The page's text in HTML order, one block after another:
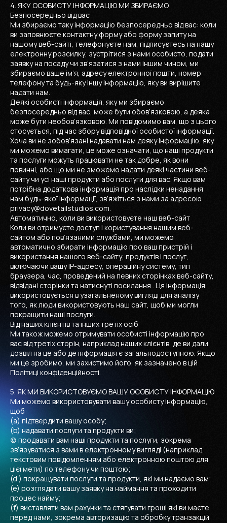
4. ЯКУ ОСОБИСТУ ІНФОРМАЦІЮ МИ ЗБИРАЄМО
Безпосередньо від вас
Ми збираємо таку інформацію безпосередньо від вас: коли
ви заповнюєте контактну форму або форму запиту на
нашому веб-сайті, телефонуєте нам, підписуєтесь на нашу
електронну розсилку, зустрітися з нами особисто, подати
заявку на посаду чи зв’язатися з нами іншим чином, ми
збираємо ваше ім’я, адресу електронної пошти, номер
телефону та будь-яку іншу інформацію, яку ви вирішите
надати нам.
Деякі особисті інформація, яку ми збираємо
безпосередньо від вас, може бути обов’язковою, а деяка
може бути необов’язковою. Ми повідомимо вам, що з цього
стосується, під час збору відповідної особистої інформації.
Хоча ви не зобов’язані надавати нам деяку інформацію, яку
ми можемо вимагати, це може означати, що наші продукти
та послуги можуть працювати не так добре, як вони
повинні, або що ми не зможемо надати деякі частини веб-
сайту чи усі наші продукти або послуги для вас. Якщо вам
потрібна додаткова інформація про наслідки ненадання
нам будь-якої інформації, зв’яжіться з нами за адресою
privacy@dovetailstudios.com.
Автоматично, коли ви використовуєте наш веб-сайт
Коли ви отримуєте доступ і користування нашим веб-
сайтом або пов’язаними службами, ми можемо
автоматично збирати інформацію про ваш пристрій і
використання нашого веб-сайту, продуктів і послуг,
включаючи вашу IP-адресу, операційну систему, тип
браузера, час, проведений на певних сторінках веб-сайту,
відвідані сторінки та натиснуті посилання . Ця інформація
використовується в узагальненому вигляді для аналізу
того, як люди використовують наш сайт, щоб ми могли
покращити наші послуги.
Від наших клієнтів та інших третіх осіб
Ми також можемо отримувати особисті інформацію про
вас від третіх сторін, наприклад наших клієнтів, де ви дали
дозвіл на це або де інформація є загальнодоступною. Якщо
ми це зробимо, ми захистимо його, як зазначено в цій
Політиці конфіденційності.
5. ЯК МИ ВИКОРИСТОВУЄМО ВАШУ ОСОБИСТУ ІНФОРМАЦІЮ
Ми можемо використовувати вашу особисту інформацію,
щоб:
(a) підтвердити вашу особу;
(b) надавати послуги та продукти ви;
(c) продавати вам наші продукти та послуги, зокрема
зв’язуватися з вами в електронному вигляді (наприклад,
текстовим повідомленням або електронною поштою для
цієї мети) по телефону чи поштою;
(d ) покращувати послуги та продукти, які ми надаємо вам;
(e) розглядати вашу заявку на наймання та проходити
процес найму;
(f) виставляти вам рахунки та стягувати гроші які ви маєте
перед нами, зокрема авторизацію та обробку транзакцій